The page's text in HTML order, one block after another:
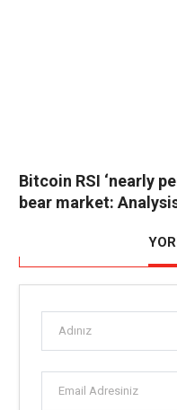
Bitcoin RSI ‘nearly
bear market: